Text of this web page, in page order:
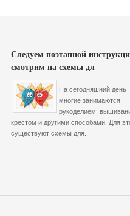
Следуем поэтапной
смотрим на схемы дл
На сегодняшний день
многие занимаются
рукоделием:
крестом и другими способами. Для
существуют схемы для...